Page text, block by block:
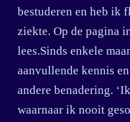
bestuderen en heb ik
ziekte. Op de pagina
lees.Sinds enkele
aanvullende kennis
andere benadering.
waarnaar ik nooit